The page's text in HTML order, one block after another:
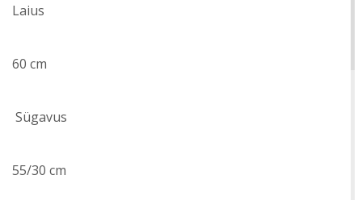
Laius
60 cm
Sügavus
55/30 cm